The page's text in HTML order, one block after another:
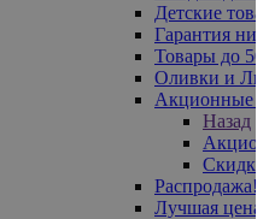
Детские
Гарантия
Товары до
Оливки и
Акционные
Назад
Скидка
Распродажа!
Лучшая цена